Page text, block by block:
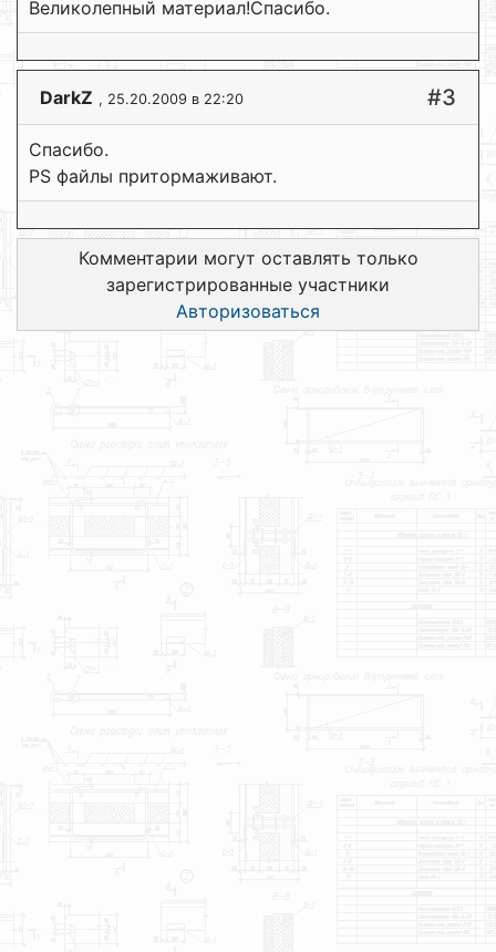
Великолепный материал!Спасибо.
DarkZ , 25.20.2009 в 22:20 #3
Спасибо.
PS файлы притормаживают.
Комментарии могут оставлять только
зарегистрированные участники
Авторизоваться